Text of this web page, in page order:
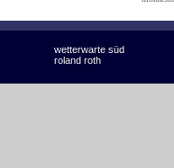
wetterwarte süd
roland roth